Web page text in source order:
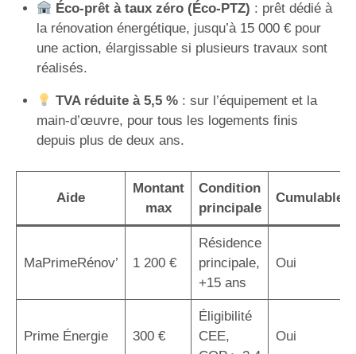
Éco-prêt à taux zéro (Éco-PTZ) : prêt dédié à
la rénovation énergétique, jusqu’à 15 000 € pour
une action, élargissable si plusieurs travaux sont
réalisés.
TVA réduite à 5,5 %: sur l’équipement et la
main-d’œuvre, pour tous les logements finis
depuis plus de deux ans.
Aide
Montant
max
Condition
principale
Cumulable
MaPrimeRénov’ 1 200 €
Résidence
principale,
+15 ans
Oui
Prime Énergie 300 €
Éligibilité
CEE,
Oui